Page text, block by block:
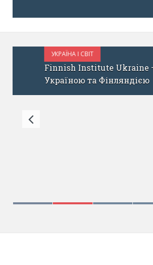
УКРАЇНА І СВІТ
ЖОВТЕНЬ 31, 2017
Finnish Institute Ukraine –
Україною та Фінляндією